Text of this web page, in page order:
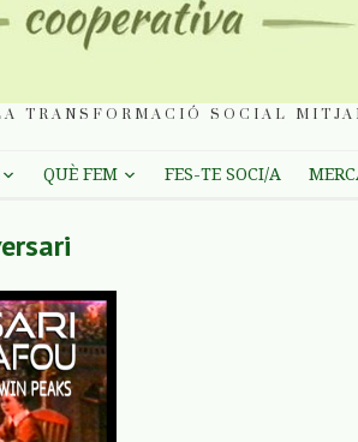
TRANSFORMACIÓ SOCIAL
QUÈ FEM FES-TE SOCI/A